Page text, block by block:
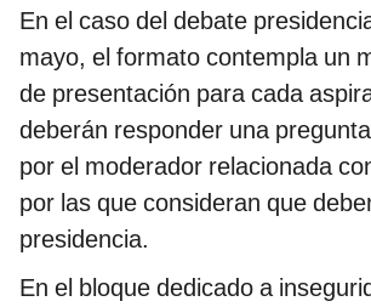
En el caso del debate
mayo, el formato contempla un
de presentación para cada
deberán responder una
por el moderador relacionada
por las que consideran que
presidencia.
En el bloque dedicado a